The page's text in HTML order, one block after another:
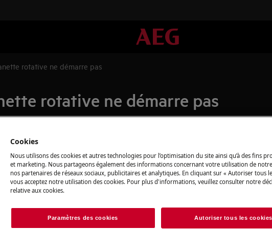
rotative ne démarre pas
rotative ne démarre pas
l’action sur l’écran, par exemple « Remplir
Pièces
Trouvez dans
détachées
Acheter des
Cookies
Nous utilisons des cookies et autres technologies pour l’optimisation du site ainsi qu’à des fins
et marketing. Nous partageons également des informations concernant votre utilisation de
nos partenaires de réseaux sociaux, publicitaires et analytiques. En cliquant sur « Autoriser tous
vous acceptez notre utilisation des cookies. Pour plus d'informations, veuillez consulter notre
relative aux cookies.
Paramètres des cookies Autoriser tous les cookies